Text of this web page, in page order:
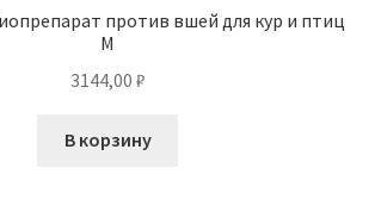
против вшей для кур и птиц
M
3144,00 ₽
В корзину